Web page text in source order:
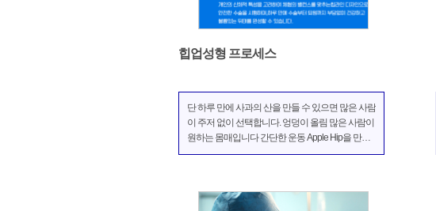
힙업성형 프로세스
단 하루 만에 사과의 산을 만들 수 있으면 많은 사람
이 주저 없이 선택합니다. 엉덩이 올림 많은 사람이
원하는 몸매입니다 간단한 운동 Apple Hip을 만들
쉽지 않기 때문에, 엉덩이 올림 수술로 사과의 산을
올림 수술은...